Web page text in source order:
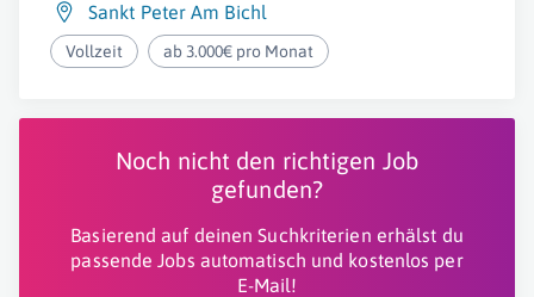
Sankt Peter Am Bichl
Vollzeit ab 3.000€ pro Monat
Noch nicht den richtigen Job
gefunden?
Basierend auf deinen Suchkriterien erhälst du
passende Jobs automatisch und kostenlos per
E-Mail!